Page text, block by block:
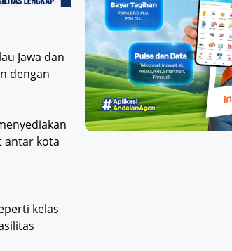
Jawa dan
dengan
antar kota
kelas